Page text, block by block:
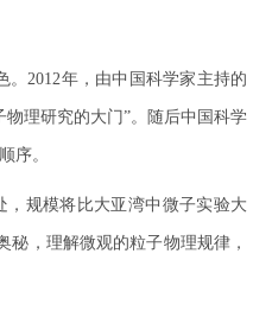
2012年，由中国科学家主持的
理研究的大门”。随后中国科学
序。
规模将比大亚湾中微子实验大
秘，理解微观的粒子物理规律，